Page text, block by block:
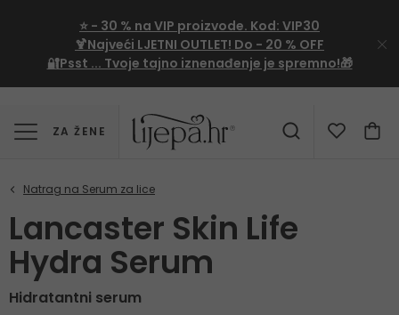
⭐ - 30 % na VIP proizvode. Kod: VIP30
🍹Najveći LJETNI OUTLET! Do - 20 % OFF
🔐Psst ... Tvoje tajno iznenađenje je spremno!🎁
ZA ŽENE
Lancaster Skin Life
Hydra Serum
Hidratantni serum